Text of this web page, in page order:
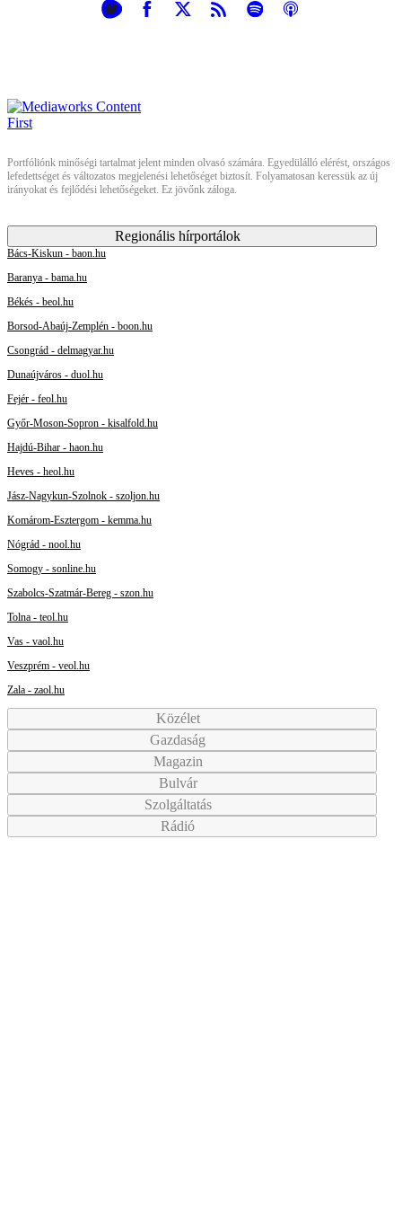
Portfóliónk minőségi tartalmat jelent minden olvasó számára. Egyedülálló elérést, országos
lefedettséget és változatos megjelenési lehetőséget biztosít. Folyamatosan keressük az új
irányokat és fejlődési lehetőségeket. Ez jövőnk záloga.
Regionális hírportálok
Bács-Kiskun - baon.hu
Baranya - bama.hu
Békés - beol.hu
Borsod-Abaúj-Zemplén - boon.hu
Csongrád - delmagyar.hu
Dunaújváros - duol.hu
Fejér - feol.hu
Győr-Moson-Sopron - kisalfold.hu
Hajdú-Bihar - haon.hu
Heves - heol.hu
Jász-Nagykun-Szolnok - szoljon.hu
Komárom-Esztergom - kemma.hu
Nógrád - nool.hu
Somogy - sonline.hu
Szabolcs-Szatmár-Bereg - szon.hu
Tolna - teol.hu
Vas - vaol.hu
Veszprém - veol.hu
Zala - zaol.hu
Közélet
Gazdaság
Magazin
Bulvár
Szolgáltatás
Rádió